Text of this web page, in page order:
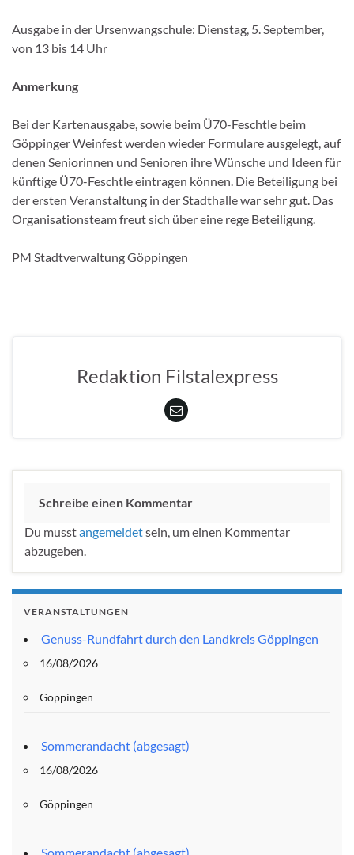
Ausgabe in der Ursenwangschule: Dienstag, 5. September,
von 13 bis 14 Uhr
Anmerkung
Bei der Kartenausgabe, sowie beim Ü70-Feschtle beim
Göppinger Weinfest werden wieder Formulare ausgelegt, auf
denen Seniorinnen und Senioren ihre Wünsche und Ideen für
künftige Ü70-Feschtle eintragen können. Die Beteiligung bei
der ersten Veranstaltung in der Stadthalle war sehr gut. Das
Organisationsteam freut sich über eine rege Beteiligung.
PM Stadtverwaltung Göppingen
Redaktion Filstalexpress
Schreibe einen Kommentar
Du musstangemeldetsein, um einen Kommentar
abzugeben.
VERANSTALTUNGEN
Genuss-Rundfahrt durch den Landkreis Göppingen
16/08/2026
Göppingen
Sommerandacht (abgesagt)
16/08/2026
Göppingen